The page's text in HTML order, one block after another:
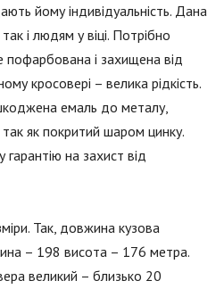
йому індивідуальність. Дана
і людям у віці. Потрібно
і захищена від
кросовері – велика рідкість.
емаль до металу,
так як покритий шаром цинку.
на захист від
Так, довжина кузова
– 198 висота – 176 метра.
великий – близько 20